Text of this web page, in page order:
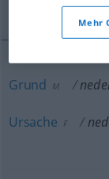
Grund M
Ursache F
Mehr